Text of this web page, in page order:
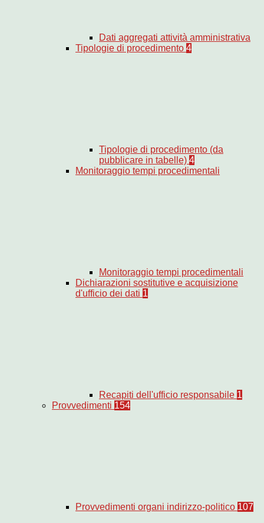
Dati aggregati attività amministrativa
Tipologie di procedimento 4
Tipologie di procedimento (da
pubblicare in tabelle) 4
Monitoraggio tempi procedimentali
Monitoraggio tempi procedimentali
Dichiarazioni sostitutive e acquisizione
d'ufficio dei dati 1
Recapiti dell'ufficio responsabile 1
Provvedimenti 154
Provvedimenti organi indirizzo-politico 107